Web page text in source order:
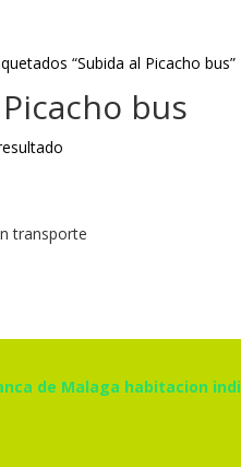
“Subida al Picacho bus”
bus
transporte
de Malaga habitacion